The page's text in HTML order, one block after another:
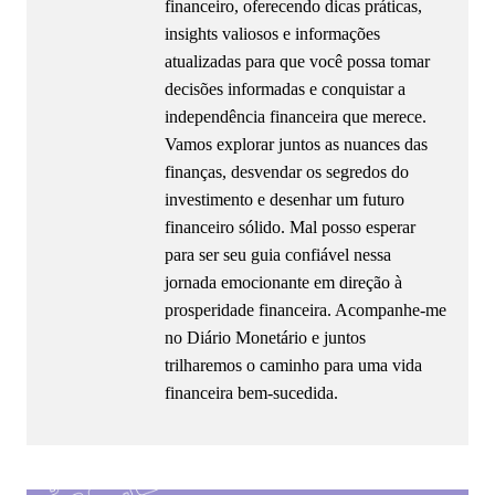
financeiro, oferecendo dicas práticas,
insights valiosos e informações
atualizadas para que você possa tomar
decisões informadas e conquistar a
independência financeira que merece.
Vamos explorar juntos as nuances das
finanças, desvendar os segredos do
investimento e desenhar um futuro
financeiro sólido. Mal posso esperar
para ser seu guia confiável nessa
jornada emocionante em direção à
prosperidade financeira. Acompanhe-me
no Diário Monetário e juntos
trilharemos o caminho para uma vida
financeira bem-sucedida.